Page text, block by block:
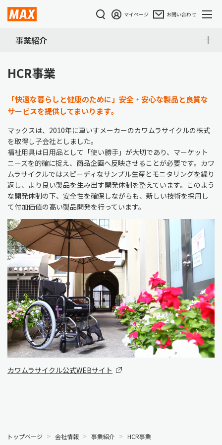
マイページ お問い合わせ
事業紹介
HCR事業
「快適な暮らしと健康のために」安全・安心な製品と良質な
サービスを提供してまいります。
マックスは、2010年に車いすメーカーのカワムラサイクルの株式
を取得し子会社としました。
福祉用具は日用品として「使い勝手」が大切であり、マーケット
ニーズを的確に捉え、商品企画へ反映させることが必要です。カワ
ムラサイクルではスピーディなサンプル生産とモニタリングを繰り
返し、より良い製品を生み出す開発体制を整えています。このよう
な開発体制の下、安全性を確保しながらも、新しい技術を採用し
て付加価値の高い製品開発を行っています。
カワムラサイクル公式WEBサイト
トップページ 会社情報 事業紹介 HCR事業